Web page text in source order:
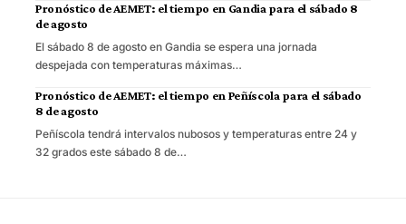
Pronóstico de AEMET: el tiempo en Gandia para el sábado 8
de agosto
El sábado 8 de agosto en Gandia se espera una jornada
despejada con temperaturas máximas…
Pronóstico de AEMET: el tiempo en Peñíscola para el sábado
8 de agosto
Peñíscola tendrá intervalos nubosos y temperaturas entre 24 y
32 grados este sábado 8 de…